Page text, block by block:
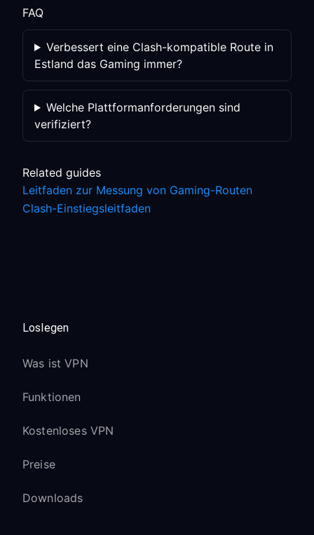
FAQ
Verbessert eine Clash-kompatible Route in
Estland das Gaming immer?
Welche Plattformanforderungen sind
verifiziert?
Related guides
Leitfaden zur Messung von Gaming-Routen
Clash-Einstiegsleitfaden
Loslegen
Was ist VPN
Funktionen
Kostenloses VPN
Preise
Downloads